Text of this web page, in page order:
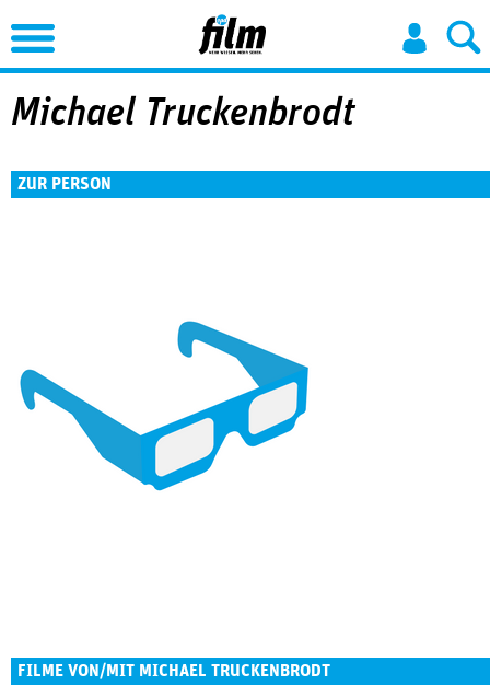
Jump to Navigation
Michael Truckenbrodt
ZUR PERSON
FILME VON/MIT MICHAEL TRUCKENBRODT